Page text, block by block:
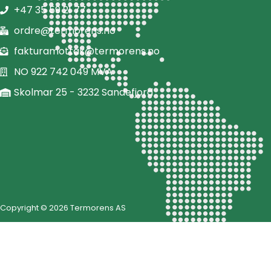
+47 35 59 21 77
ordre@termorens.no
fakturamottak@termorens.no
NO 922 742 049 MVA
Skolmar 25 - 3232 Sandefjord
Copyright © 2026 Termorens AS